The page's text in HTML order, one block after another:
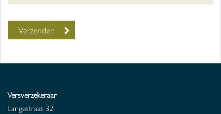
Versverzekeraar
Langestraat 32